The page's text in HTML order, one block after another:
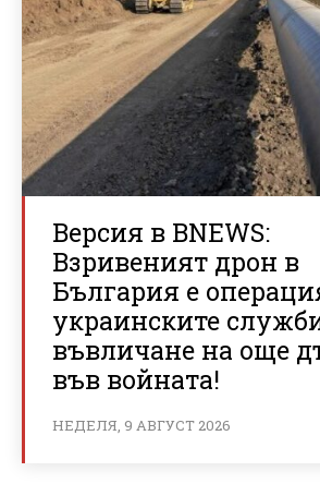
Версия в BNEWS:
Взривеният дрон в
България е
украинските
въвличане на още
във войната!
НЕДЕЛЯ, 9 АВГУСТ 2026